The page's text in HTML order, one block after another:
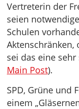
Vertreterin der
seien
Schulen
sei das eine
Main Post).
SPD, Grüne und
einem